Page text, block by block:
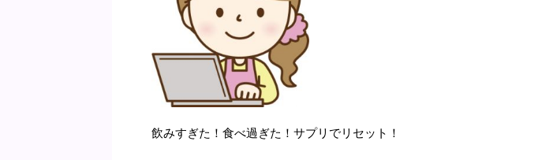
飲みすぎた！食べ過ぎた！サプリでリセット！